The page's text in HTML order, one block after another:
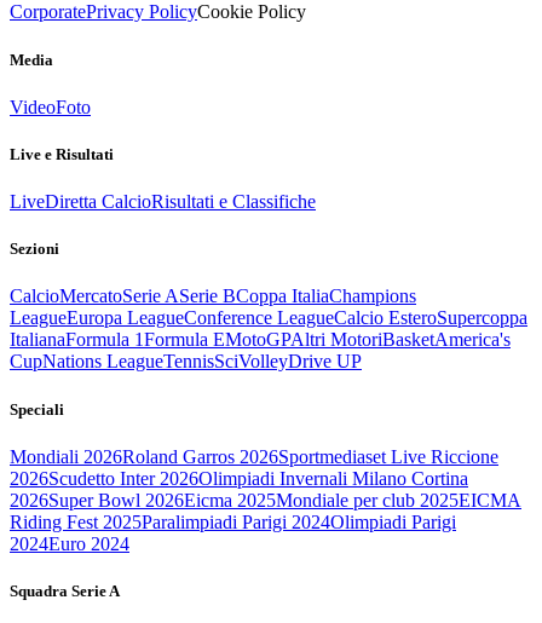
CorporatePrivacy PolicyCookie Policy
Media
VideoFoto
Live e Risultati
LiveDiretta CalcioRisultati e Classifiche
Sezioni
CalcioMercatoSerie ASerie BCoppa ItaliaChampions
LeagueEuropa LeagueConference LeagueCalcio EsteroSupercoppa
ItalianaFormula 1Formula EMotoGPAltri MotoriBasketAmerica's
CupNations LeagueTennisSciVolleyDrive UP
Speciali
Mondiali 2026Roland Garros 2026Sportmediaset Live Riccione
2026Scudetto Inter 2026Olimpiadi Invernali Milano Cortina
2026Super Bowl 2026Eicma 2025Mondiale per club 2025EICMA
Riding Fest 2025Paralimpiadi Parigi 2024Olimpiadi Parigi
2024Euro 2024
Squadra Serie A